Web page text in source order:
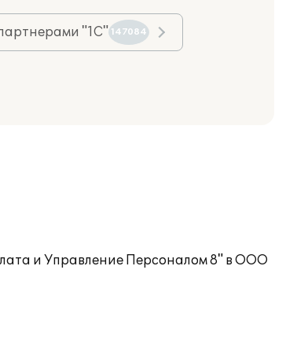
"1С" 147084
и Управление Персоналом 8" в ООО